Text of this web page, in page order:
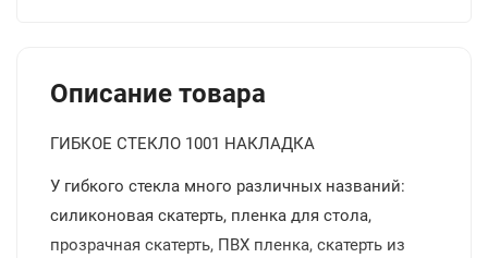
Описание товара
ГИБКОЕ СТЕКЛО 1001 НАКЛАДКА
У гибкого стекла много различных названий:
силиконовая скатерть, пленка для стола,
прозрачная скатерть, ПВХ пленка, скатерть из